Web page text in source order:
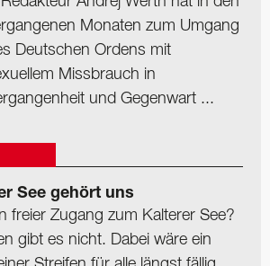
Monaten zum Umgang
Deutschen Ordens mit
Missbrauch in
und Gegenwart ...
See gehört uns
freier Zugang zum Kalterer See?
gibt es nicht. Dabei wäre ein